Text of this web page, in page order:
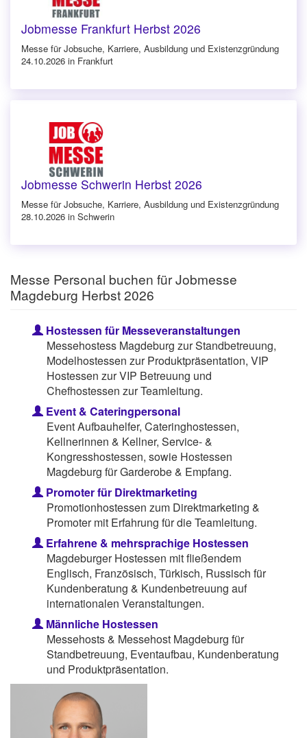
Jobmesse Frankfurt Herbst 2026
Messe für Jobsuche, Karriere, Ausbildung und Existenzgründung
24.10.2026 in Frankfurt
Jobmesse Schwerin Herbst 2026
Messe für Jobsuche, Karriere, Ausbildung und Existenzgründung
28.10.2026 in Schwerin
Messe Personal buchen für Jobmesse
Magdeburg Herbst 2026
Hostessen für Messeveranstaltungen
Messehostess Magdeburg zur Standbetreuung,
Modelhostessen zur Produktpräsentation, VIP
Hostessen zur VIP Betreuung und
Chefhostessen zur Teamleitung.
Event & Cateringpersonal
Event Aufbauhelfer, Cateringhostessen,
Kellnerinnen & Kellner, Service- &
Kongresshostessen, sowie Hostessen
Magdeburg für Garderobe & Empfang.
Promoter für Direktmarketing
Promotionhostessen zum Direktmarketing &
Promoter mit Erfahrung für die Teamleitung.
Erfahrene & mehrsprachige Hostessen
Magdeburger Hostessen mit fließendem
Englisch, Französisch, Türkisch, Russisch für
Kundenberatung & Kundenbetreuung auf
internationalen Veranstaltungen.
Männliche Hostessen
Messehosts & Messehost Magdeburg für
Standbetreuung, Eventaufbau, Kundenberatung
und Produktpräsentation.